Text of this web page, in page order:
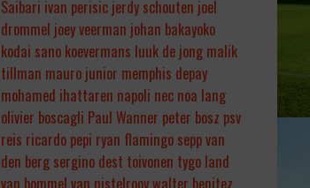
Saibari ivan perisic jerdy schouten joel
drommel joey veerman johan bakayoko
kodai sano koevermans luuk de jong malik
tillman mauro junior memphis depay
mohamed ihattaren napoli nec noa lang
olivier boscagli Paul Wanner peter bosz psv
reis ricardo pepi ryan flamingo sepp van
den berg sergino dest toivonen tygo land